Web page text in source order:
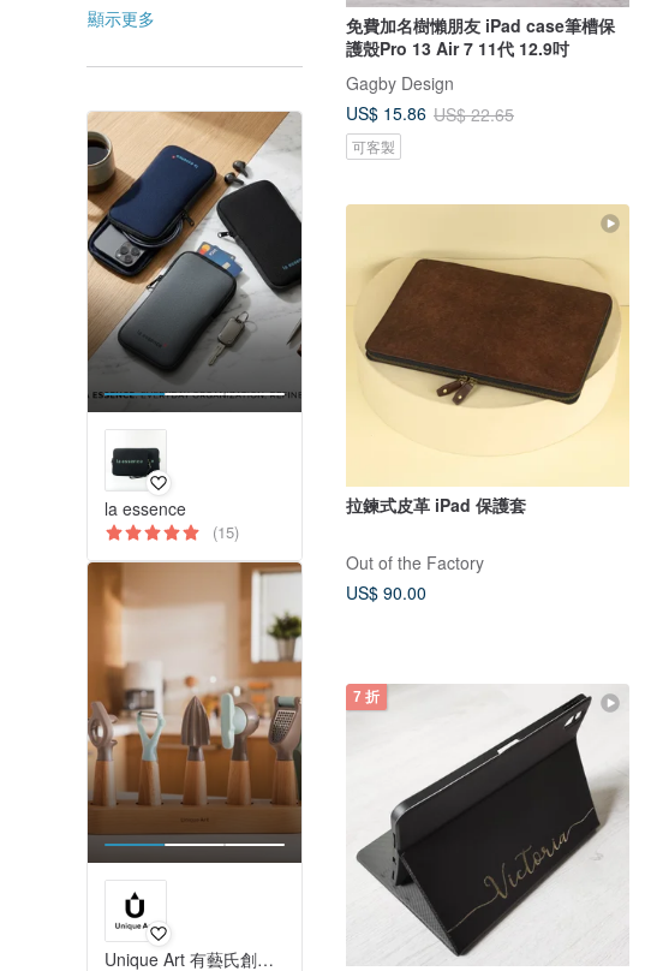
顯示更多
la essence
(15)
Unique Art 有藝氏創意設計
免費加名樹懶朋友 iPad case筆槽保
護殼Pro 13 Air 7 11代 12.9吋
Gagby Design
US$ 15.86 US$ 22.65
可客製
拉鍊式皮革 iPad 保護套
Out of the Factory
US$ 90.00
7 折